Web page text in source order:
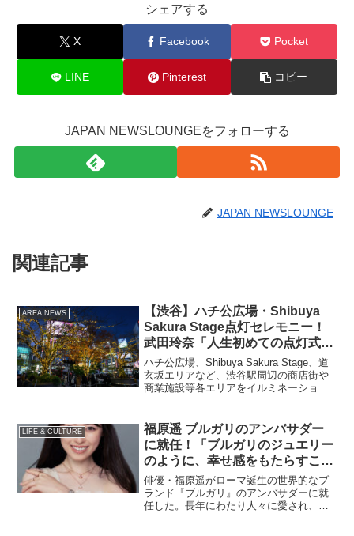
シェアする
X Facebook Pocket
LINE Pinterest コピー
JAPAN NEWSLOUNGEをフォローする
JAPAN NEWSLOUNGE
関連記事
AREA NEWS
【渋谷】ハチ公広場・Shibuya
Sakura Stage点灯セレモニー！
武田玲奈「人生初めての点灯式で
とてもワクワクします！」
ハチ公広場、Shibuya Sakura Stage、道
玄坂エリアなど、渋谷駅周辺の商店街や
商業施設等各エリアをイルミネーション
COLLECTIONS｣が1...
LIFE & CULTURE
福原遥 ブルガリのアンバサダー
に就任！「ブルガリのジュエリー
のように、幸せ感をもたらすこと
のできる、内なる魅力をたずさ
え…」
俳優・福原遥がローマ誕生の世界的なブ
ランド『ブルガリ』のアンバサダーに就
任した。長年にわたり人々に愛され、春